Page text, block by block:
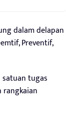
dalam delapan
Preventif,
tugas